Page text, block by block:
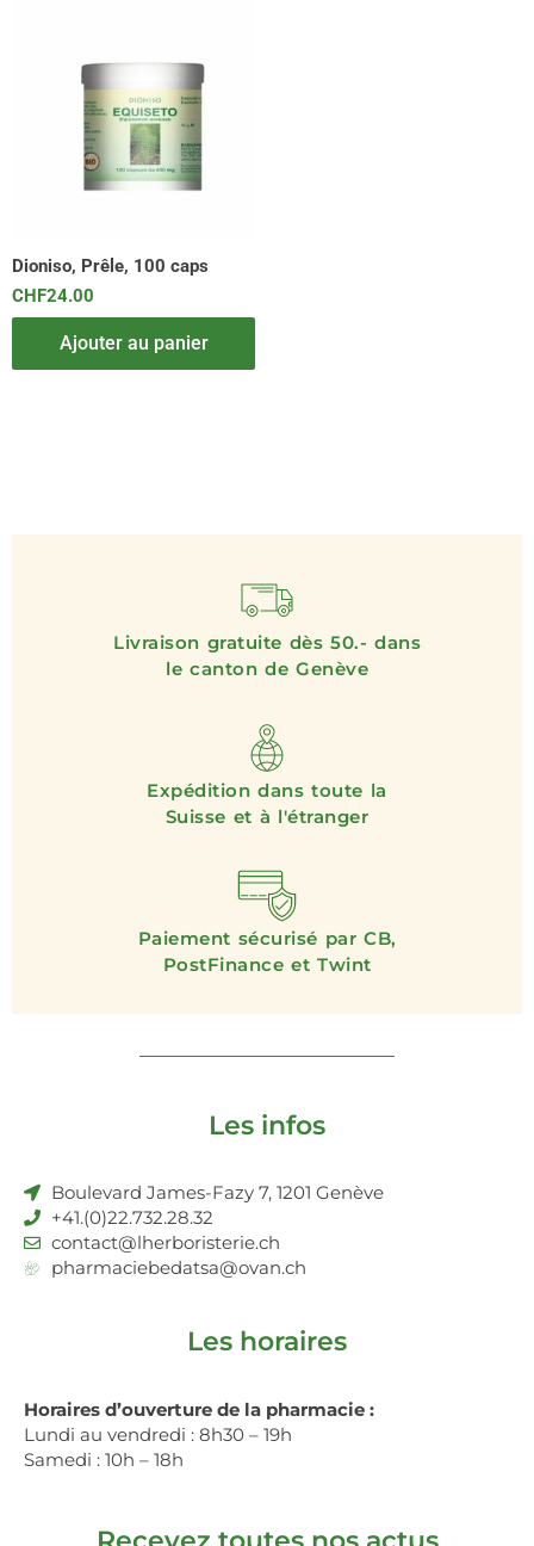
Dioniso, Prêle, 100 caps
CHF24.00
Ajouter au panier
Livraison gratuite dès 50.- dans
le canton de Genève
Expédition dans toute la
Suisse et à l'étranger
Paiement sécurisé par CB,
PostFinance et Twint
Les infos
Boulevard James-Fazy 7, 1201 Genève
+41.(0)22.732.28.32
contact@lherboristerie.ch
pharmaciebedatsa@ovan.ch
Les horaires
Horaires d’ouverture de la pharmacie :
Lundi au vendredi : 8h30 – 19h
Samedi : 10h – 18h